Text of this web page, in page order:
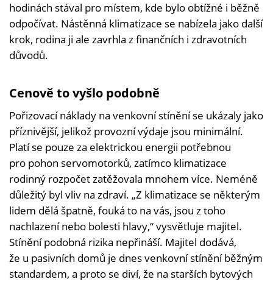
hodinách stával pro místem, kde bylo obtížné i běžně
odpočívat. Nástěnná klimatizace se nabízela jako další
krok, rodina ji ale zavrhla z finančních i zdravotních
důvodů.
Cenově to vyšlo podobně
Pořizovací náklady na venkovní stínění se ukázaly jako
příznivější, jelikož provozní výdaje jsou minimální.
Platí se pouze za elektrickou energii potřebnou
pro pohon servomotorků, zatímco klimatizace
rodinný rozpočet zatěžovala mnohem více. Neméně
důležitý byl vliv na zdraví. „Z klimatizace se některým
lidem dělá špatně, fouká to na vás, jsou z toho
nachlazení nebo bolesti hlavy,“ vysvětluje majitel.
Stínění podobná rizika nepřináší. Majitel dodává,
že u pasivních domů je dnes venkovní stínění běžným
standardem, a proto se diví, že na starších bytových